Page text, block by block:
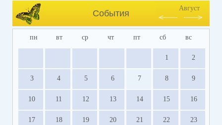
События
Август
пн вт ср чт пт сб вс
1 2
3 4 5 6 7 8 9
10 11 12 13 14 15 16
17 18 19 20 21 22 23